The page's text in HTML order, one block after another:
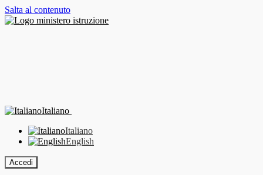
Salta al contenuto
Italiano
Italiano
English
Accedi